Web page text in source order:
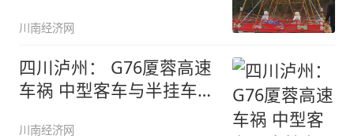
川南经济网
四川泸州： G76厦蓉高速
车祸 中型客车与半挂车追
川南经济网